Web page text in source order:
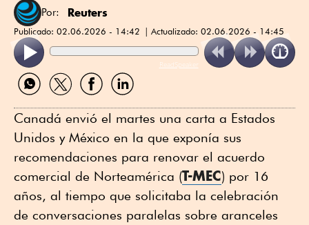
Por: Reuters
Publicado: 02.06.2026 - 14:42 Actualizado: 02.06.2026 - 14:45
ReadSpeaker
Compartir
por
Compartir
por
Compartir
por
Compartir
por
Canadá envió el martes una carta a Estados
Unidos y México en la que exponía sus
recomendaciones para renovar el acuerdo
comercial de Norteamérica (T-MEC) por 16
años, al tiempo que solicitaba la celebración
de conversaciones paralelas sobre aranceles